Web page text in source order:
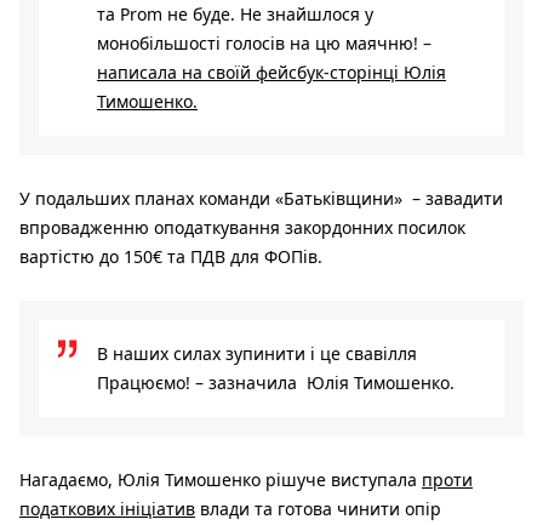
та Prom не буде. Не знайшлося у
монобільшості голосів на цю маячню! –
написала на своїй фейсбук-сторінці Юлія
Тимошенко.
У подальших планах команди «Батьківщини» – завадити
впровадженню оподаткування закордонних посилок
вартістю до 150€ та ПДВ для ФОПів.
В наших силах зупинити і це свавілля
Працюємо! – зазначила Юлія Тимошенко.
Нагадаємо, Юлія Тимошенко рішуче виступала проти
податкових ініціатив влади та готова чинити опір